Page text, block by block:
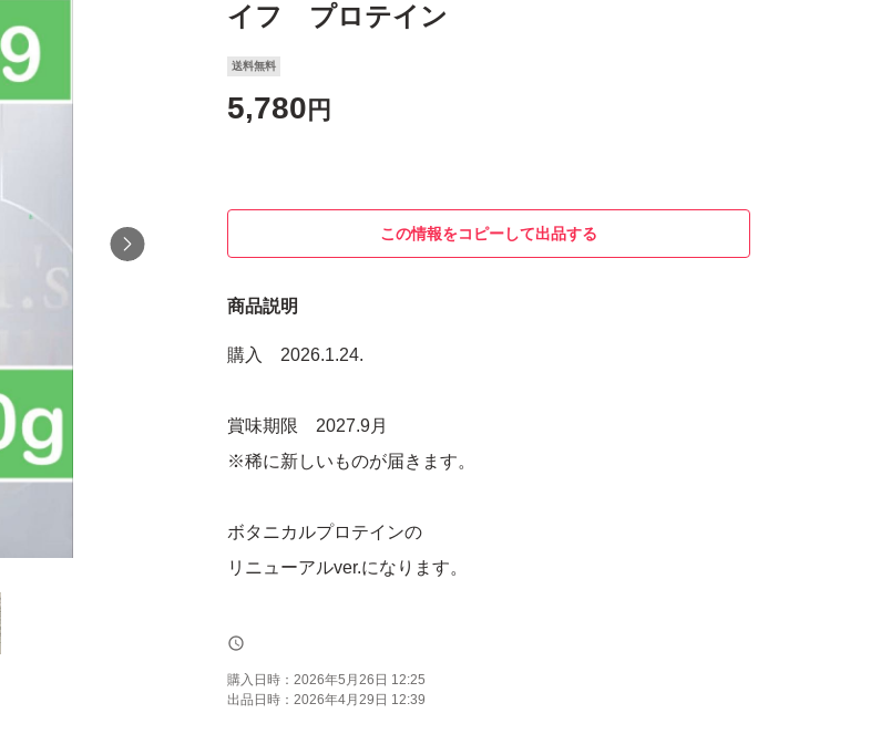
イフ プロテイン
送料無料
5,780 円
この情報をコピーして出品する
商品説明
購入 2026.1.24.
賞味期限 2027.9月
※稀に新しいものが届きます。
ボタニカルプロテインの
リニューアルver.になります。
フレーバーの組み合わせ自由です。
きなこ 2027.9月
購入日時： 2026年5月26日 12:25
出品日時： 2026年4月29日 12:39